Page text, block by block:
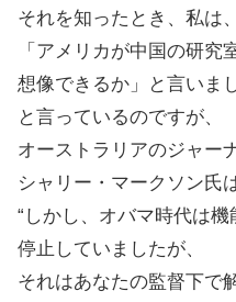
それを知ったとき、私は、
「アメリカが中国の研究
想像できるか」と言いま
と言っているのですが、
オーストラリアのジャー
シャリー・マークソン氏は
“しかし、オバマ時代は機
停止していましたが、
それはあなたの監督下で